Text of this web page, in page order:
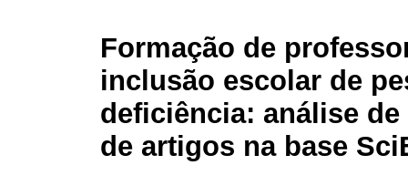
Formação de
inclusão escolar de
deficiência: análise
de artigos na base